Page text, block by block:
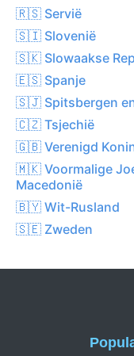
🇷🇸 Servië
🇸🇮 Slovenië
🇸🇰 Slowaakse
🇪🇸 Spanje
🇸🇯 Spitsbergen
🇨🇿 Tsjechië
🇬🇧 Verenigd
🇲🇰 Voormalige
Macedonië
🇧🇾 Wit-Rusland
🇸🇪 Zweden